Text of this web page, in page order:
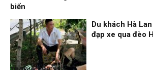
biển
Thời sự
08/08/26, 13:10
Du khách Hà
đạp xe qua đèo